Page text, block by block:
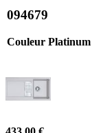
094679
Couleur Platinum